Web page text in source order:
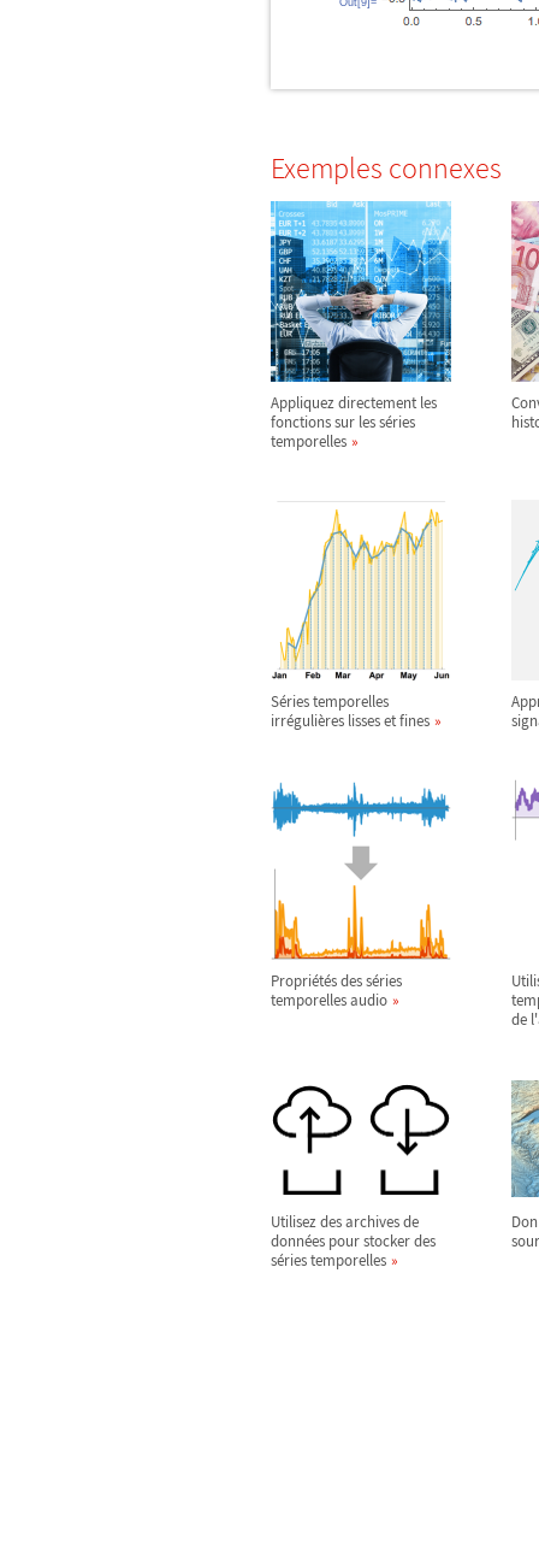
Out[9]=
Exemples connexes
Appliquez directement les
fonctions sur les séries
temporelles
Séries temporelles
irrégulières lisses et fines
Propriétés des séries
temporelles audio
de
Utilisez des archives de
données pour stocker des
séries temporelles